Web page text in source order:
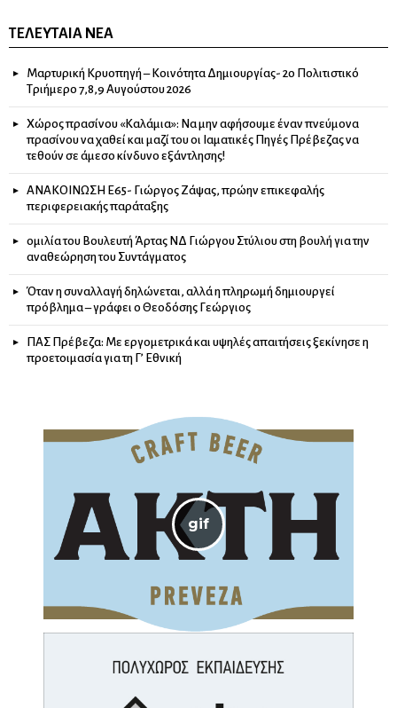
ΤΕΛΕΥΤΑΊΑ ΝΈΑ
Μαρτυρική Κρυοπηγή – Κοινότητα Δημιουργίας- 2ο Πολιτιστικό
Τριήμερο 7,8,9 Αυγούστου 2026
Χώρος πρασίνου «Καλάμια»: Να μην αφήσουμε έναν πνεύμονα
πρασίνου να χαθεί και μαζί του οι Ιαματικές Πηγές Πρέβεζας να
τεθούν σε άμεσο κίνδυνο εξάντλησης!
ΑΝΑΚΟΙΝΩΣΗ Ε65- Γιώργος Ζάψας, πρώην επικεφαλής
περιφερειακής παράταξης
ομιλία του Βουλευτή Άρτας ΝΔ Γιώργου Στύλιου στη βουλή για την
αναθεώρηση του Συντάγματος
Όταν η συναλλαγή δηλώνεται, αλλά η πληρωμή δημιουργεί
πρόβλημα – γράφει ο Θεοδόσης Γεώργιος
ΠΑΣ Πρέβεζα: Με εργομετρικά και υψηλές απαιτήσεις ξεκίνησε η
προετοιμασία για τη Γ’ Εθνική